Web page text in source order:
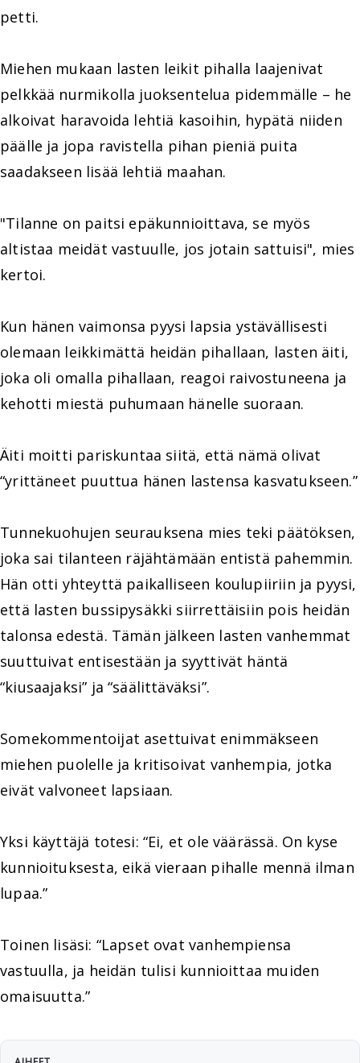
petti.
Miehen mukaan lasten leikit pihalla laajenivat
pelkkää nurmikolla juoksentelua pidemmälle – he
alkoivat haravoida lehtiä kasoihin, hypätä niiden
päälle ja jopa ravistella pihan pieniä puita
saadakseen lisää lehtiä maahan.
"Tilanne on paitsi epäkunnioittava, se myös
altistaa meidät vastuulle, jos jotain sattuisi", mies
kertoi.
Kun hänen vaimonsa pyysi lapsia ystävällisesti
olemaan leikkimättä heidän pihallaan, lasten äiti,
joka oli omalla pihallaan, reagoi raivostuneena ja
kehotti miestä puhumaan hänelle suoraan.
Äiti moitti pariskuntaa siitä, että nämä olivat
“yrittäneet puuttua hänen lastensa kasvatukseen.”
Tunnekuohujen seurauksena mies teki päätöksen,
joka sai tilanteen räjähtämään entistä pahemmin.
Hän otti yhteyttä paikalliseen koulupiiriin ja pyysi,
että lasten bussipysäkki siirrettäisiin pois heidän
talonsa edestä. Tämän jälkeen lasten vanhemmat
suuttuivat entisestään ja syyttivät häntä
“kiusaajaksi” ja “säälittäväksi”.
Somekommentoijat asettuivat enimmäkseen
miehen puolelle ja kritisoivat vanhempia, jotka
eivät valvoneet lapsiaan.
Yksi käyttäjä totesi: “Ei, et ole väärässä. On kyse
kunnioituksesta, eikä vieraan pihalle mennä ilman
lupaa.”
Toinen lisäsi: “Lapset ovat vanhempiensa
vastuulla, ja heidän tulisi kunnioittaa muiden
omaisuutta.”